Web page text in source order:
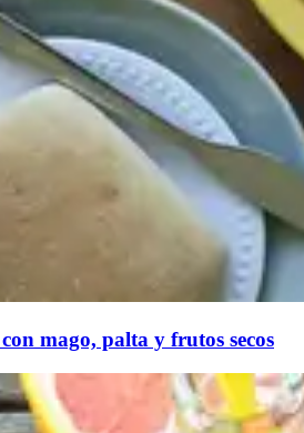
mago, palta y frutos secos